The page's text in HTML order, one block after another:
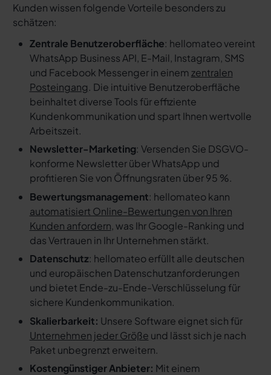
Kunden wissen folgende Vorteile besonders zu
schätzen:
Zentrale Benutzeroberfläche: hellomateo vereint
WhatsApp Business API, E-Mail, Instagram, SMS
und Facebook Messenger in einem zentralen
Posteingang. Die intuitive Benutzeroberfläche
beinhaltet diverse Tools für effiziente
Kundenkommunikation und spart Ihnen wertvolle
Arbeitszeit.
Newsletter-Marketing: Versenden Sie DSGVO-
konforme Newsletter über WhatsApp und
profitieren Sie von Öffnungsraten über 95 %.
Bewertungsmanagement: hellomateo kann
automatisiert Online-Bewertungen von Ihren
Kunden anfordern, was Ihr Google-Ranking und
das Vertrauen in Ihr Unternehmen stärkt.
Datenschutz: hellomateo erfüllt alle deutschen
und europäischen Datenschutzanforderungen
und bietet Ende-zu-Ende-Verschlüsselung für
sichere Kundenkommunikation.
Skalierbarkeit: Unsere Software eignet sich für
Unternehmen jeder Größe und lässt sich je nach
Paket unbegrenzt erweitern.
Kostengünstiger Anbieter: Mit einem